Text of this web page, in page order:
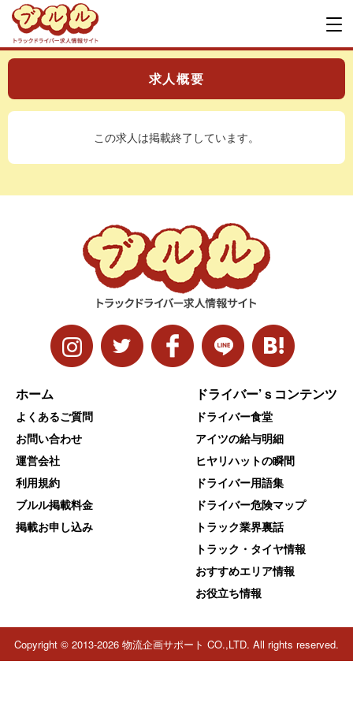
求人概要
この求人は掲載終了しています。
ホーム
よくあるご質問
お問い合わせ
運営会社
利用規約
ブルル掲載料金
掲載お申し込み
ドライバー’ｓコンテンツ
ドライバー食堂
アイツの給与明細
ヒヤリハットの瞬間
ドライバー用語集
ドライバー危険マップ
トラック業界裏話
トラック・タイヤ情報
おすすめエリア情報
お役立ち情報
Copyright © 2013-2026 物流企画サポート CO.,LTD. All rights reserved.